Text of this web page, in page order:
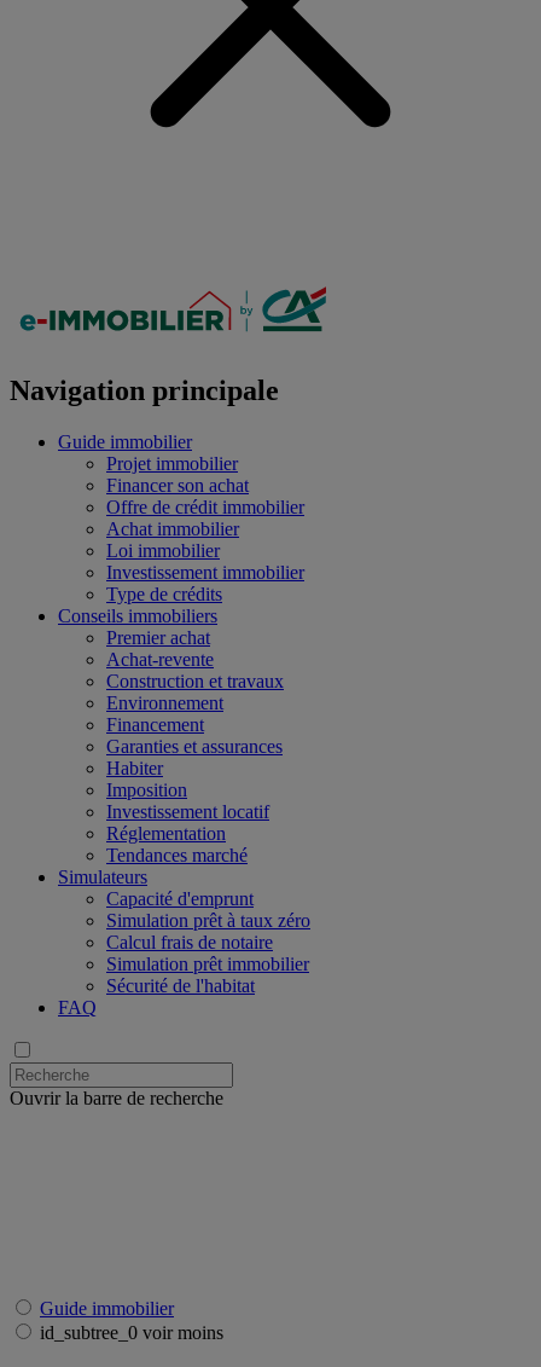
Navigation principale
Guide immobilier
Projet immobilier
Financer son achat
Offre de crédit immobilier
Achat immobilier
Loi immobilier
Investissement immobilier
Type de crédits
Conseils immobiliers
Premier achat
Achat-revente
Construction et travaux
Environnement
Financement
Garanties et assurances
Habiter
Imposition
Investissement locatif
Réglementation
Tendances marché
Simulateurs
Capacité d'emprunt
Simulation prêt à taux zéro
Calcul frais de notaire
Simulation prêt immobilier
Sécurité de l'habitat
FAQ
Ouvrir la barre de recherche
Guide immobilier
id_subtree_0 voir moins